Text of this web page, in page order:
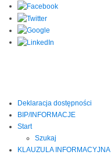
Deklaracja dostępności
BIP/INFORMACJE
Start
Szukaj
KLAUZULA INFORMACYJNA